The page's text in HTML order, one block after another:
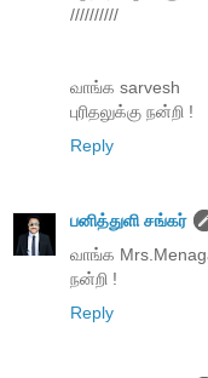
//////////
வாங்க sarvesh
புரிதலுக்கு நன்றி !
Reply
பனித்துளி சங்கர்
வாங்க
நன்றி !
Reply